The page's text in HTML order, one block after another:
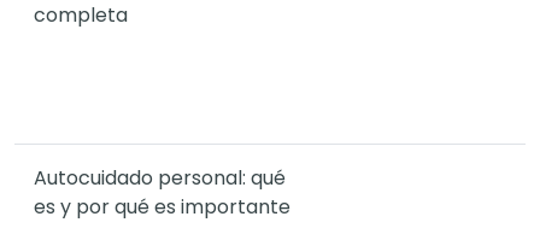
completa
Autocuidado personal: qué
es y por qué es importante